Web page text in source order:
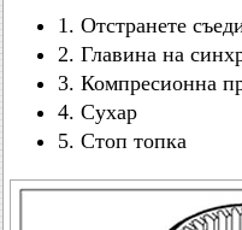
1. Отстранете
2. Главина на
3. Компресионна
4. Сухар
5. Стоп топка